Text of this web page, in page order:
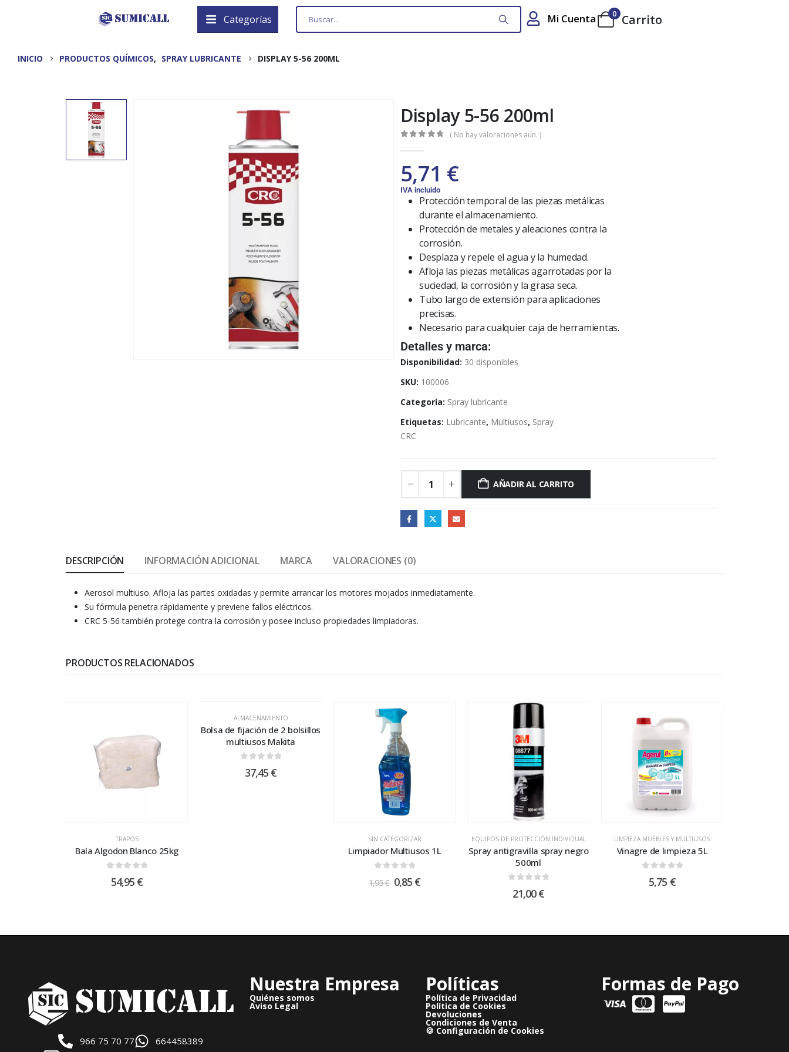
Categorías Mi Cuenta 0 Carrito
INICIO PRODUCTOS QUÍMICOS, SPRAY LUBRICANTE DISPLAY 5-56 200ML
Display 5-56 200ml
( No hay valoraciones aún. )
5,71 €
IVA incluido
Protección temporal de las piezas metálicas
durante el almacenamiento.
Protección de metales y aleaciones contra la
corrosión.
Desplaza y repele el agua y la humedad.
Afloja las piezas metálicas agarrotadas por la
suciedad, la corrosión y la grasa seca.
Tubo largo de extensión para aplicaciones
precisas.
Necesario para cualquier caja de herramientas.
Detalles y marca:
Disponibilidad: 30 disponibles
SKU: 100006
Categoría: Spray lubricante
Etiquetas: Lubricante, Multiusos, Spray
CRC
AÑADIR AL CARRITO
DESCRIPCIÓN INFORMACIÓN ADICIONAL MARCA VALORACIONES (0)
Aerosol multiuso. Afloja las partes oxidadas y permite arrancar los motores mojados inmediatamente.
Su fórmula penetra rápidamente y previene fallos eléctricos.
CRC 5-56 también protege contra la corrosión y posee incluso propiedades limpiadoras.
PRODUCTOS RELACIONADOS
TRAPOS
Bala Algodon Blanco 25kg
54,95 €
ALMACENAMIENTO
Bolsa de fijación de 2 bolsillos
multiusos Makita
37,45 €
SIN CATEGORIZAR
Limpiador Multiusos 1L
1,95€ 0,85 €
EQUIPOS DE PROTECCIÓN INDIVIDUAL
Spray antigravilla spray negro
500ml
21,00€
LIMPIEZA MUEBLES Y MULTIUSOS
Vinagre de limpieza 5L
5,75 €
966 75 70 77
664458389
Nuestra Empresa
Quiénes somos
Aviso Legal
Políticas
Política de Privacidad
Política de Cookies
Devoluciones
Condiciones de Venta
🍪 Configuración de Cookies
Formas de Pago